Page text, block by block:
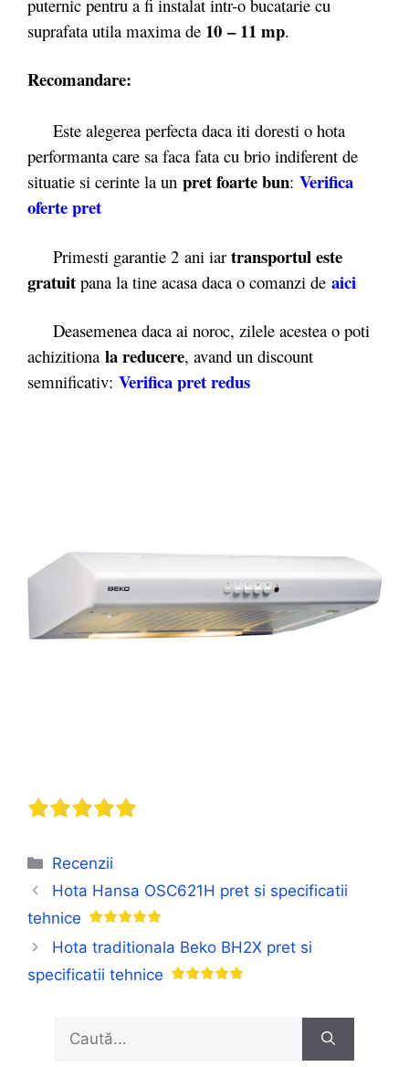
puternic pentru a fi instalat intr-o bucatarie cu
suprafata utila maxima de 10 – 11 mp.
Recomandare:
Este alegerea perfecta daca iti doresti o hota
performanta care sa faca fata cu brio indiferent de
situatie si cerinte la un pret foarte bun: Verifica
oferte pret
Primesti garantie 2 ani iar transportul este
gratuit pana la tine acasa daca o comanzi de aici
Deasemenea daca ai noroc, zilele acestea o poti
achizitiona la reducere, avand un discount
semnificativ: Verifica pret redus
Categorii
Recenzii
Hota Hansa OSC621H pret si specificatii
tehnice
Hota traditionala Beko BH2X pret si
specificatii tehnice
Caută